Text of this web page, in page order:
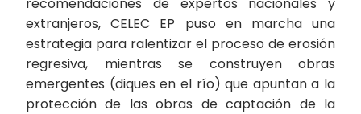
extranjeros, CELEC EP puso en marcha una
estrategia para ralentizar el proceso de erosión
regresiva, mientras se construyen obras
emergentes (diques en el río) que apuntan a la
protección de las obras de captación de la